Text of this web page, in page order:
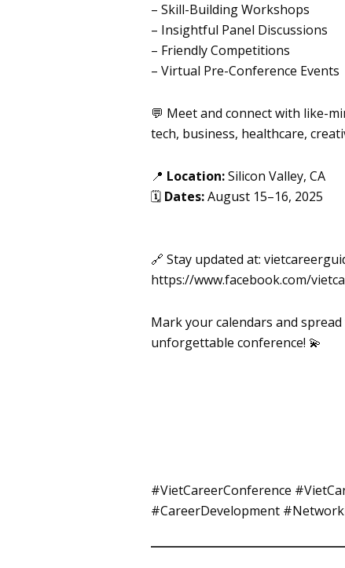
– Skill-Building Workshops
– Insightful Panel Discussions
– Friendly Competitions
– Virtual Pre-Conference Events
💬 Meet and connect with like-
tech, business, healthcare,
📍 Location:Silicon Valley, CA
🗓 Dates:August 15–16, 2025
🔗 Stay updated at:
https://www.facebook.com/
Mark your calendars and
unforgettable conference! 💫
#VietCareerConference
#CareerDevelopment